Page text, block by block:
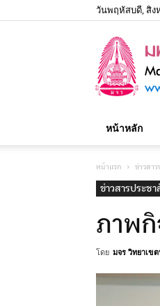
วันพฤหัสบดี, สิง
หน้าหลัก
หน้าแรก ข่าวสา
ข่าวสารประช
ภาพกิ
โดย มจร วิทยาเข